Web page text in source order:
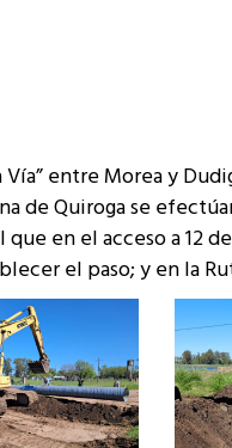
entre Morea y
de Quiroga se
en el acceso a 12
el paso; y en la